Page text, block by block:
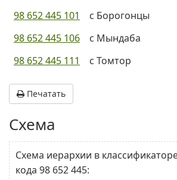
98 652 445 101 с Борогонцы
98 652 445 106
с Мындаба
98 652 445 111
с Томтор
Печатать
Схема
Схема иерархии в
кода 98 652 445: